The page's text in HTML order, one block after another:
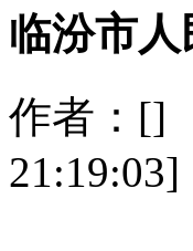
临汾市
作者：
21:19:03]